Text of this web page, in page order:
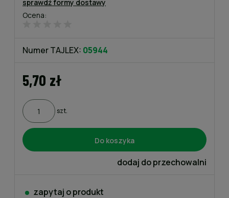
Ocena:
Cena nie zawiera ewentualnych kosztów płatności
sprawdź formy dostawy
Numer TAJLEX: 05944
5,70 zł
szt.
Do koszyka
dodaj do przechowalni
zapytaj o produkt